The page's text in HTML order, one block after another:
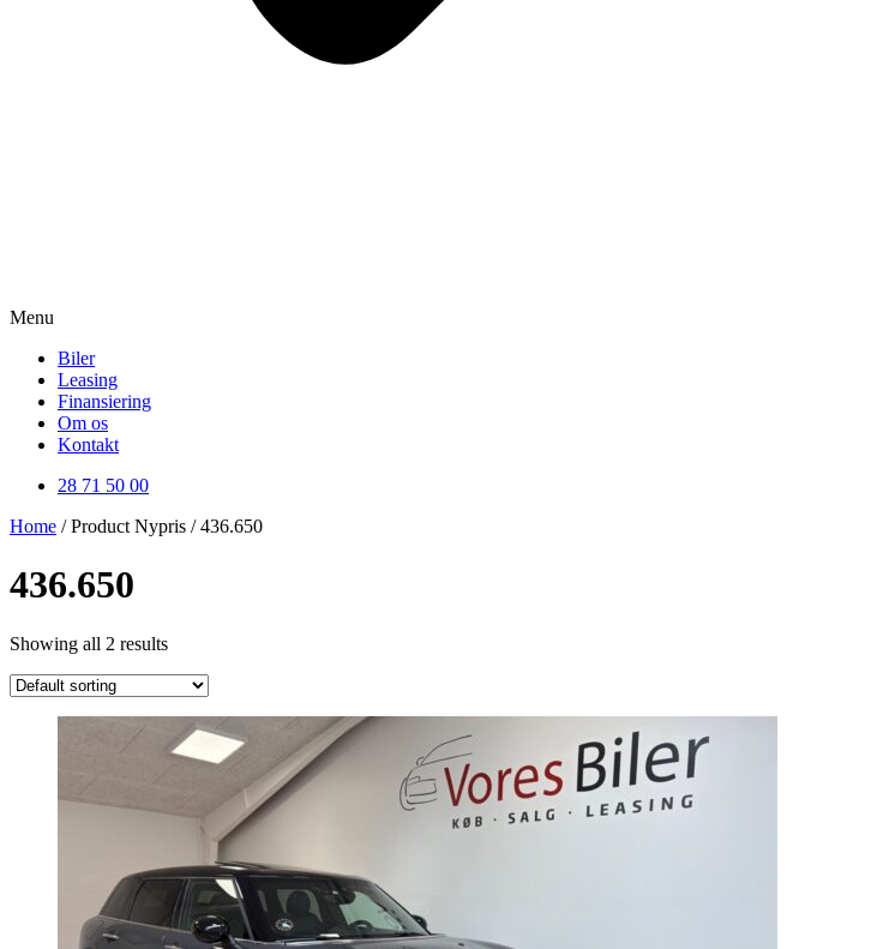
Menu
Biler
Leasing
Finansiering
Om os
Kontakt
28 71 50 00
Home / Product Nypris / 436.650
436.650
Showing all 2 results